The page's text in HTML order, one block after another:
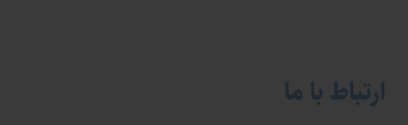
ارتباط با ما